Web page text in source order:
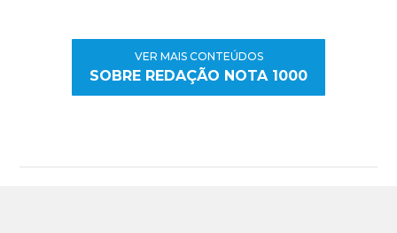
VER MAIS CONTEÚDOS
SOBRE REDAÇÃO NOTA 1000